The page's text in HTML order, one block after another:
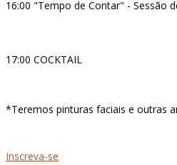
16:00 "Tempo de Contar" - Sessão
17:00 COCKTAIL
*Teremos pinturas faciais e outras
Inscreva-se